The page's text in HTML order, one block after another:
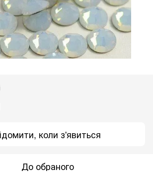
коли з'явиться
До обраного